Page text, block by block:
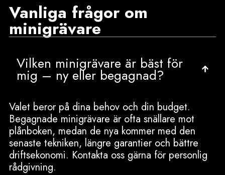
Vanliga frågor om
minigrävare
Vilken minigrävare är bäst för
mig – ny eller begagnad?
Valet beror på dina behov och din budget.
Begagnade minigrävare är ofta snällare mot
plånboken, medan de nya kommer med den
senaste tekniken, längre garantier och bättre
driftsekonomi. Kontakta oss gärna för personlig
rådgivning.